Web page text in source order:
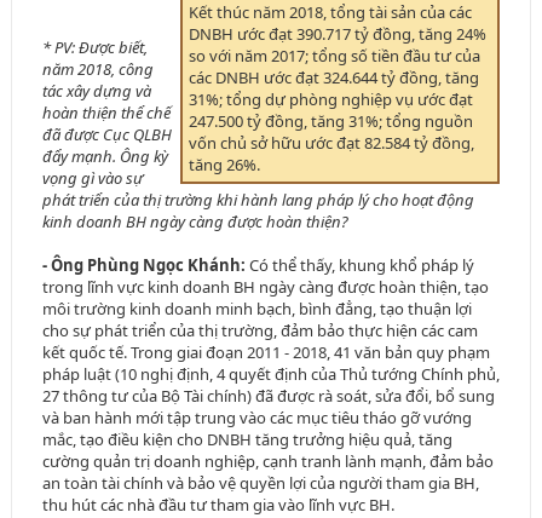
Kết thúc năm 2018, tổng tài sản của các
DNBH ước đạt 390.717 tỷ đồng, tăng 24%
so với năm 2017; tổng số tiền đầu tư của
các DNBH ước đạt 324.644 tỷ đồng, tăng
31%; tổng dự phòng nghiệp vụ ước đạt
247.500 tỷ đồng, tăng 31%; tổng nguồn
vốn chủ sở hữu ước đạt 82.584 tỷ đồng,
tăng 26%.
* PV: Được biết,
năm 2018, công
tác xây dựng và
hoàn thiện thể chế
đã được Cục QLBH
đẩy mạnh. Ông kỳ
vọng gì vào sự
phát triển của thị trường khi hành lang pháp lý cho hoạt động
kinh doanh BH ngày càng được hoàn thiện?
- Ông Phùng Ngọc Khánh: Có thể thấy, khung khổ pháp lý
trong lĩnh vực kinh doanh BH ngày càng được hoàn thiện, tạo
môi trường kinh doanh minh bạch, bình đẳng, tạo thuận lợi
cho sự phát triển của thị trường, đảm bảo thực hiện các cam
kết quốc tế. Trong giai đoạn 2011 - 2018, 41 văn bản quy phạm
pháp luật (10 nghị định, 4 quyết định của Thủ tướng Chính phủ,
27 thông tư của Bộ Tài chính) đã được rà soát, sửa đổi, bổ sung
và ban hành mới tập trung vào các mục tiêu tháo gỡ vướng
mắc, tạo điều kiện cho DNBH tăng trưởng hiệu quả, tăng
cường quản trị doanh nghiệp, cạnh tranh lành mạnh, đảm bảo
an toàn tài chính và bảo vệ quyền lợi của người tham gia BH,
thu hút các nhà đầu tư tham gia vào lĩnh vực BH.